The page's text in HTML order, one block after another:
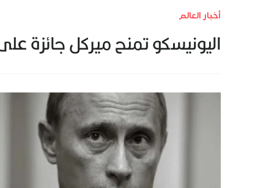
أخبار العالم
اليونيسكو تمنح ميركل جائزة